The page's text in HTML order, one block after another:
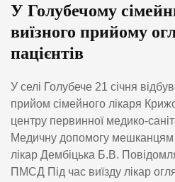
У Голубечому
виїзного прийому
пацієнтів
У селі Голубече 21 січня
прийом сімейного лікаря
центру первинної медико-
Медичну допомогу мешканцям
лікар Дембіцька Б.В.
ПМСД Під час виїзду лікар